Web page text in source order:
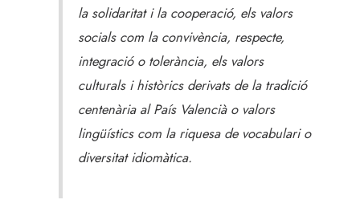
la solidaritat i la cooperació, els valors
socials com la convivència, respecte,
integració o tolerància, els valors
culturals i històrics derivats de la tradició
centenària al País Valencià o valors
lingüístics com la riquesa de vocabulari o
diversitat idiomàtica.